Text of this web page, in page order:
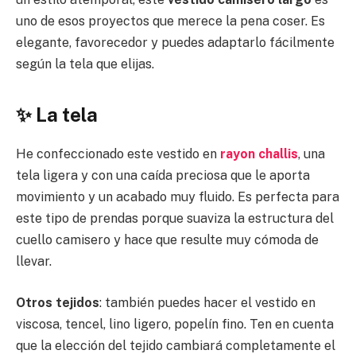
uno de esos proyectos que merece la pena coser. Es
elegante, favorecedor y puedes adaptarlo fácilmente
según la tela que elijas.
✨ La tela
He confeccionado este vestido en rayon challis, una
tela ligera y con una caída preciosa que le aporta
movimiento y un acabado muy fluido. Es perfecta para
este tipo de prendas porque suaviza la estructura del
cuello camisero y hace que resulte muy cómoda de
llevar.
Otros tejidos: también puedes hacer el vestido en
viscosa, tencel, lino ligero, popelín fino. Ten en cuenta
que la elección del tejido cambiará completamente el